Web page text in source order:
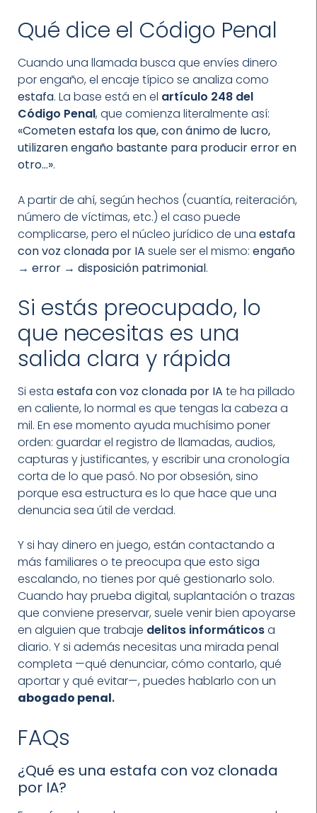
Qué dice el Código Penal
Cuando una llamada busca que envíes dinero
por engaño, el encaje típico se analiza como
estafa. La base está en el artículo 248 del
Código Penal, que comienza literalmente así:
«Cometen estafa los que, con ánimo de lucro,
utilizaren engaño bastante para producir error en
otro…».
A partir de ahí, según hechos (cuantía, reiteración,
número de víctimas, etc.) el caso puede
complicarse, pero el núcleo jurídico de una estafa
con voz clonada por IA suele ser el mismo: engaño
→ error → disposición patrimonial.
Si estás preocupado, lo
que necesitas es una
salida clara y rápida
Si esta estafa con voz clonada por IA te ha pillado
en caliente, lo normal es que tengas la cabeza a
mil. En ese momento ayuda muchísimo poner
orden: guardar el registro de llamadas, audios,
capturas y justificantes, y escribir una cronología
corta de lo que pasó. No por obsesión, sino
porque esa estructura es lo que hace que una
denuncia sea útil de verdad.
Y si hay dinero en juego, están contactando a
más familiares o te preocupa que esto siga
escalando, no tienes por qué gestionarlo solo.
Cuando hay prueba digital, suplantación o trazas
que conviene preservar, suele venir bien apoyarse
en alguien que trabaje delitos informáticosa
diario. Y si además necesitas una mirada penal
completa —qué denunciar, cómo contarlo, qué
aportar y qué evitar—, puedes hablarlo con un
abogado penal.
FAQs
¿Qué es una estafa con voz clonada
por IA?